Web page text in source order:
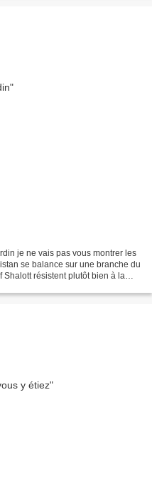
je ne vais pas vous montrer les
se balance sur une branche du
résistent plutôt bien à la